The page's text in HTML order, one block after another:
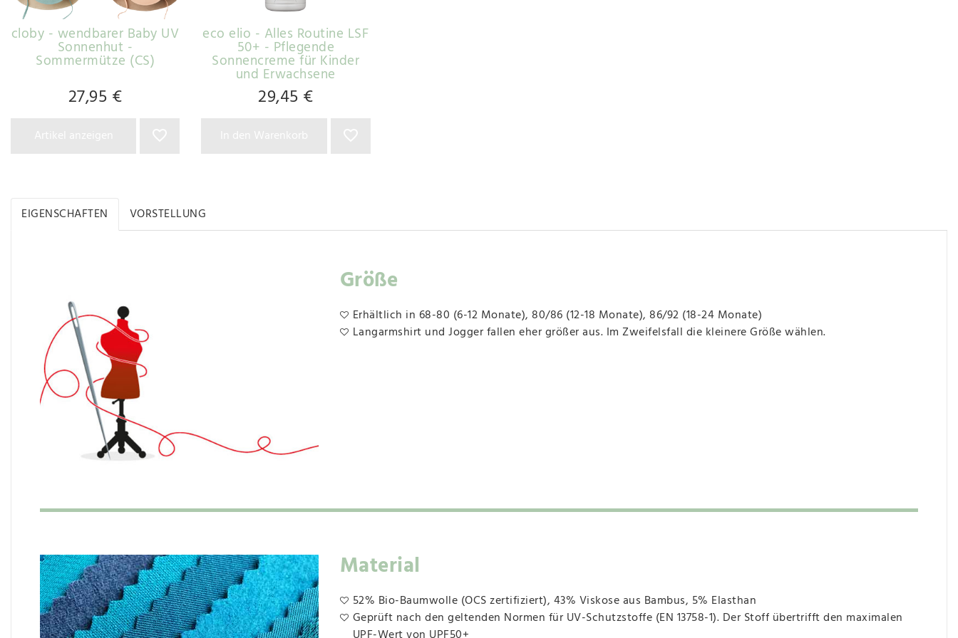
cloby - wendbarer Baby UV
Sonnenhut -
Sommermütze (CS)
27,95 €
eco elio - Alles Routine LSF
50+ - Pflegende
Sonnencreme für Kinder
und Erwachsene
29,45 €
EIGENSCHAFTEN VORSTELLUNG
Größe
Erhältlich in 68-80 (6-12 Monate), 80/86 (12-18 Monate), 86/92 (18-24 Monate)
Langarmshirt und Jogger fallen eher größer aus. Im Zweifelsfall die kleinere Größe wählen.
Material
52% Bio-Baumwolle (OCS zertifiziert), 43% Viskose aus Bambus, 5% Elasthan
Geprüft nach den geltenden Normen für UV-Schutzstoffe (EN 13758-1). Der Stoff übertrifft den maximalen